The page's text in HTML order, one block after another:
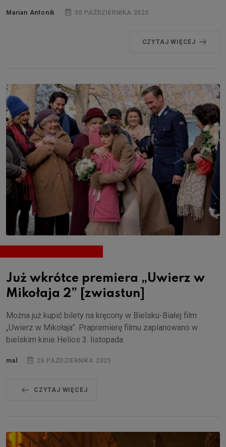
Marian Antonik 30 PAŹDZIERNIKA 2025
CZYTAJ WIĘCEJ
Już wkrótce premiera „Uwierz w
Mikołaja 2” [zwiastun]
Można już kupić bilety na kręcony w Bielsku-Białej film
„Uwierz w Mikołaja”. Prapremierę filmu zaplanowano w
bielskim kinie Helios 3. listopada.
mal 26 PAŹDZIERNIKA 2025
CZYTAJ WIĘCEJ